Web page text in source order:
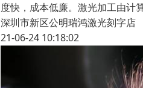
度快，成本低廉。激光加工由计
深圳市新区公明瑞鸿激光刻字店
21-06-24 10:18:02